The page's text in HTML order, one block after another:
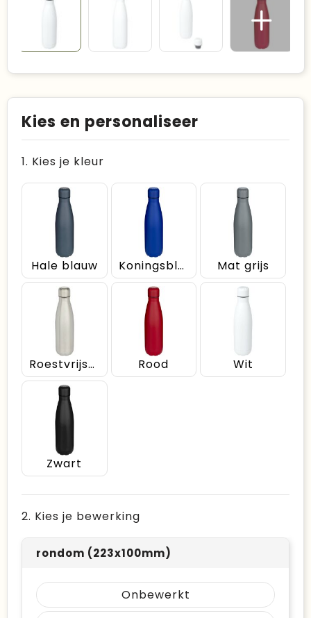
Kies en personaliseer
1. Kies je kleur
Hale blauw Koningsblauw Mat grijs
Roestvrijstaal Rood Wit
Zwart
2. Kies je bewerking
rondom (223x100mm)
Onbewerkt